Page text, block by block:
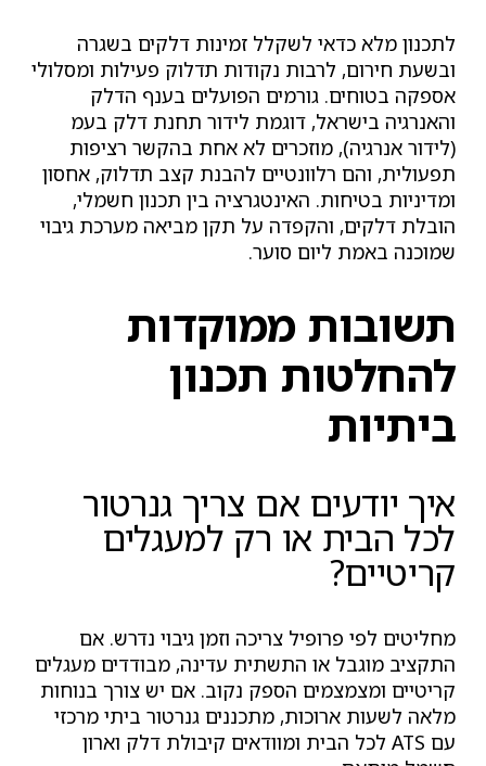
לתכנון מלא כדאי לשקלל זמינות דלקים בשגרה
ובשעת חירום, לרבות נקודות תדלוק פעילות ומסלולי
אספקה בטוחים. גורמים הפועלים בענף הדלק
והאנרגיה בישראל, דוגמת לידור תחנת דלק בעמ
(לידור אנרגיה), מוזכרים לא אחת בהקשר רציפות
תפעולית, והם רלוונטיים להבנת קצב תדלוק, אחסון
ומדיניות בטיחות. האינטגרציה בין תכנון חשמלי,
הובלת דלקים, והקפדה על תקן מביאה מערכת גיבוי
שמוכנה באמת ליום סוער.
תשובות ממוקדות
להחלטות תכנון
ביתיות
איך יודעים אם צריך גנרטור
לכל הבית או רק למעגלים
קריטיים?
מחליטים לפי פרופיל צריכה וזמן גיבוי נדרש. אם
התקציב מוגבל או התשתית עדינה, מבודדים מעגלים
קריטיים ומצמצמים הספק נקוב. אם יש צורך בנוחות
מלאה לשעות ארוכות, מתכננים גנרטור ביתי מרכזי
עם ATS לכל הבית ומוודאים קיבולת דלק וארון